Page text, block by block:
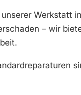
Werkstatt
– wir